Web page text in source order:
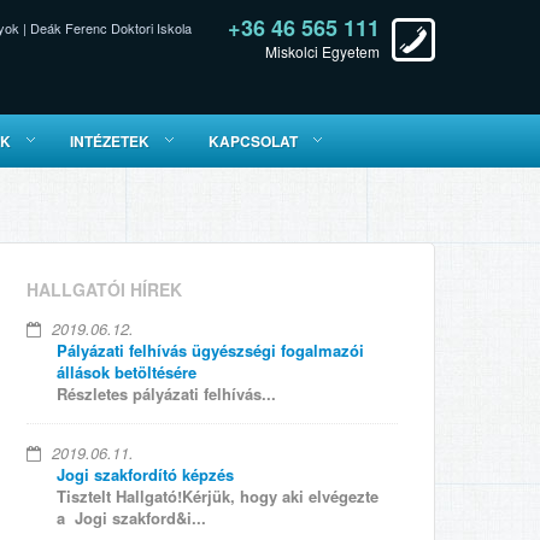
+36 46 565 111
Miskolci Egyetem
| Deák Ferenc Doktori Iskola
INTÉZETEK KAPCSOLAT
HALLGATÓI HÍREK
2019.06.12.
Pályázati felhívás ügyészségi fogalmazói
állások betöltésére
Részletes pályázati felhívás...
2019.06.11.
Jogi szakfordító képzés
Tisztelt Hallgató!Kérjük, hogy aki elvégezte
a Jogi szakford&i...